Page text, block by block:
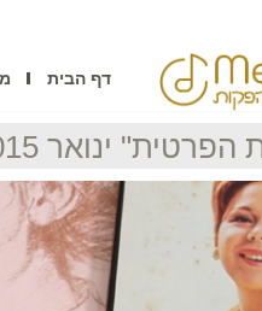
דף הבית
ינואר 2015